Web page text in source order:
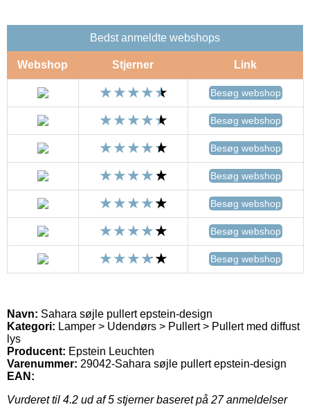
Bedst anmeldte webshops
Webshop Stjerner Link
Besøg webshop
Besøg webshop
Besøg webshop
Besøg webshop
Besøg webshop
Besøg webshop
Besøg webshop
Navn: Sahara søjle pullert epstein-design
Kategori: Lamper > Udendørs > Pullert > Pullert med diffust
lys
Producent: Epstein Leuchten
Varenummer: 29042-Sahara søjle pullert epstein-design
EAN:
Vurderet til 4.2 ud af 5 stjerner baseret på 27anmeldelser